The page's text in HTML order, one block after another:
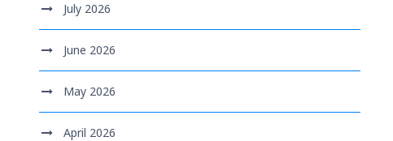
July 2026
June 2026
May 2026
April 2026